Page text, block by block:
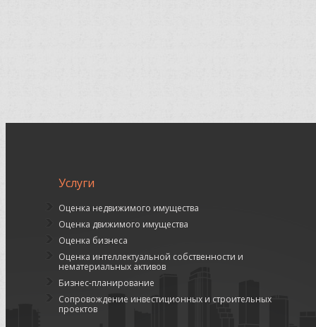
Услуги
Оценка недвижимого имущества
Оценка движимого имущества
Оценка бизнеса
Оценка интеллектуальной собственности и
нематериальных активов
Бизнес-планирование
Сопровождение инвестиционных и строительных
проектов